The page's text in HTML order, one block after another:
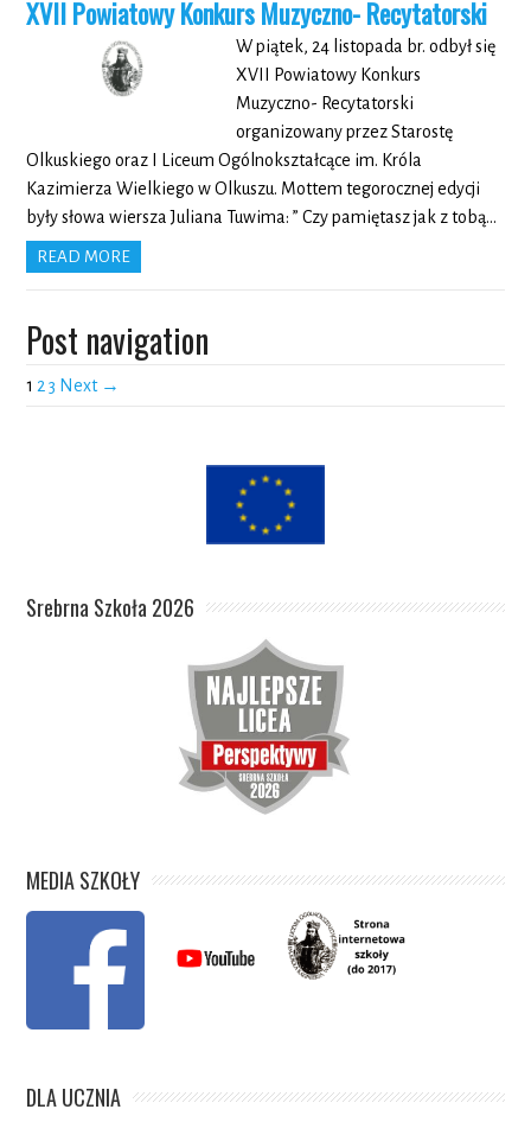
XVII Powiatowy Konkurs Muzyczno- Recytatorski
W piątek, 24 listopada br. odbył się
XVII Powiatowy Konkurs
Muzyczno- Recytatorski
organizowany przez Starostę
Olkuskiego oraz I Liceum Ogólnokształcące im. Króla
Kazimierza Wielkiego w Olkuszu. Mottem tegorocznej edycji
były słowa wiersza Juliana Tuwima: ” Czy pamiętasz jak z tobą…
READ MORE
Post navigation
1 2 3 Next →
Srebrna Szkoła 2026
MEDIA SZKOŁY
DLA UCZNIA